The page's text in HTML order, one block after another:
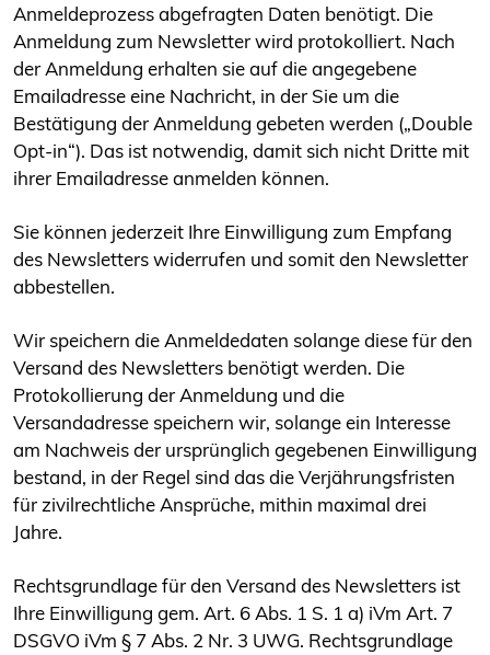
Anmeldeprozess abgefragten Daten benötigt. Die
Anmeldung zum Newsletter wird protokolliert. Nach
der Anmeldung erhalten sie auf die angegebene
Emailadresse eine Nachricht, in der Sie um die
Bestätigung der Anmeldung gebeten werden („Double
Opt-in“). Das ist notwendig, damit sich nicht Dritte mit
ihrer Emailadresse anmelden können.
Sie können jederzeit Ihre Einwilligung zum Empfang
des Newsletters widerrufen und somit den Newsletter
abbestellen.
Wir speichern die Anmeldedaten solange diese für den
Versand des Newsletters benötigt werden. Die
Protokollierung der Anmeldung und die
Versandadresse speichern wir, solange ein Interesse
am Nachweis der ursprünglich gegebenen Einwilligung
bestand, in der Regel sind das die Verjährungsfristen
für zivilrechtliche Ansprüche, mithin maximal drei
Jahre.
Rechtsgrundlage für den Versand des Newsletters ist
Ihre Einwilligung gem. Art. 6 Abs. 1 S. 1 a) iVm Art. 7
DSGVO iVm § 7 Abs. 2 Nr. 3 UWG. Rechtsgrundlage